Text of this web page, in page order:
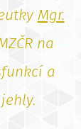
Mgr.
na
a